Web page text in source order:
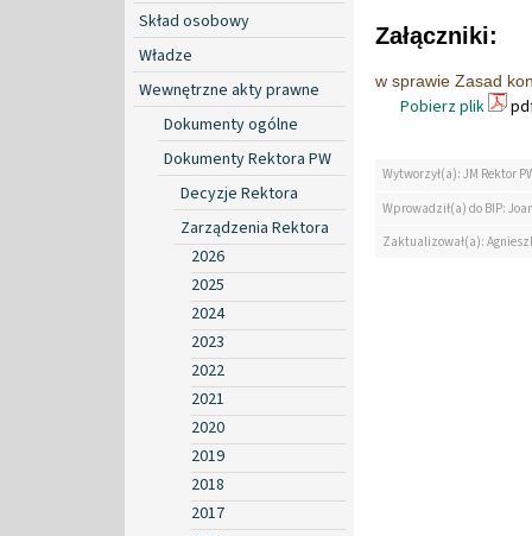
Skład osobowy
Władze
Wewnętrzne akty prawne
Dokumenty ogólne
Dokumenty Rektora PW
Decyzje Rektora
Zarządzenia Rektora
2026
2025
2024
2023
2022
2021
2020
2019
2018
2017
Załączniki:
w sprawie Zasad
Pobierz plik
Wytworzył(a): JM Rektor
Wprowadził(a) do BIP:
Zaktualizował(a):